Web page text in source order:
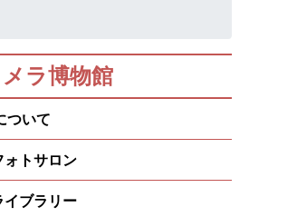
メラ博物館
ついて
ォトサロン
イブラリー